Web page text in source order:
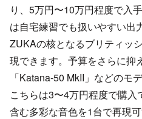
り、5万円〜10万円程度で入
は自宅練習でも扱いやすい出
ZUKAの核となるブリティッ
現できます。予算をさらに抑
「Katana-50 MkII」などのモ
こちらは3〜4万円程度で購
含む多彩な音色を1台で再現可